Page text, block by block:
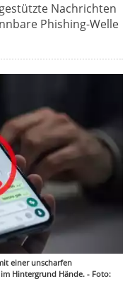
Nachrichten
Phishing-Welle
einer unscharfen
Hintergrund Hände. - Foto: